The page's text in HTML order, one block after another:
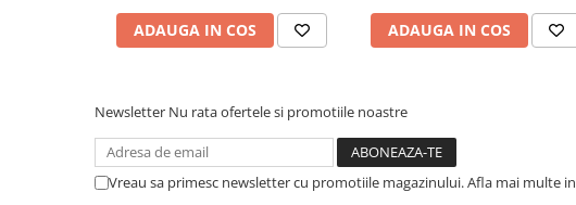
Case-uri DJ
CD Playere DJ
Controllere MIDI - USB DAW
ADAUGA IN COS ADAUGA IN COS
Newsletter Nu rata ofertele si promotiile noastre
Vreau sa primesc newsletter cu promotiile magazinului. Afla mai multe in